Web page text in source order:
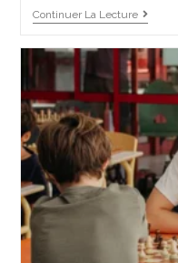
Continuer La Lecture